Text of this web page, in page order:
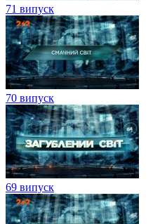
71 випуск
70 випуск
69 випуск